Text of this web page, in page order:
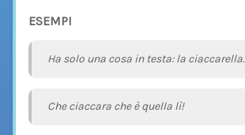
ESEMPI
Ha solo una cosa in testa: la ciaccarella.
Che ciaccara che è quella lì!